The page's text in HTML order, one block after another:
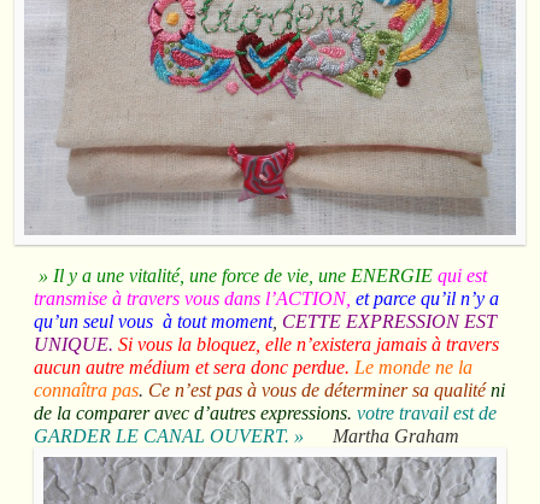
» Il y a une vitalité, une force de vie, une ENERGIE qui est
transmise à travers vous dans l’ACTION, et parce qu’il n’y a
qu’un seul vous à tout moment, CETTE EXPRESSION EST
UNIQUE. Si vous la bloquez, elle n’existera jamais à travers
aucun autre médium et sera donc perdue. Le monde ne la
connaîtra pas. Ce n’est pas à vous de déterminer sa qualité ni
de la comparer avec d’autres expressions. votre travail est de
GARDER LE CANAL OUVERT. »
Martha Graham